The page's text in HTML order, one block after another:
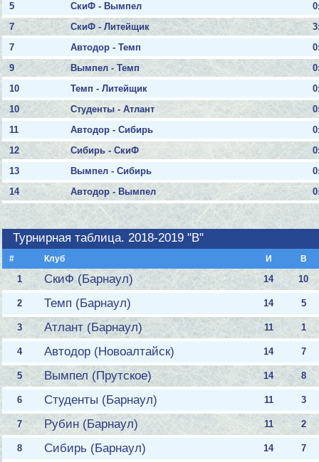
5
СкиФ - Вымпел
7
СкиФ - Литейщик
7
Автодор - Темп
9
Вымпел - Темп
10
Темп - Литейщик
10
Студенты - Атлант
11
Автодор - Сибирь
12
Сибирь - СкиФ
13
Вымпел - Сибирь
14
Автодор - Вымпел
Турнирная таблица. 2018-2019 "B"
# Клуб И В
1 СкиФ (Барнаул) 14 10
2 Темп (Барнаул) 14 5
3 Атлант (Барнаул) 11 1
4 Автодор (Новоалтайск) 14 7
5 Вымпел (Прутское) 14 8
6 Студенты (Барнаул) 11 3
7 Рубин (Барнаул) 11 2
8 Сибирь (Барнаул) 14 7